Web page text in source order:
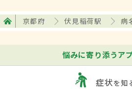
京都府 伏見稲荷駅 病
悩みに寄り添うア
症状を知